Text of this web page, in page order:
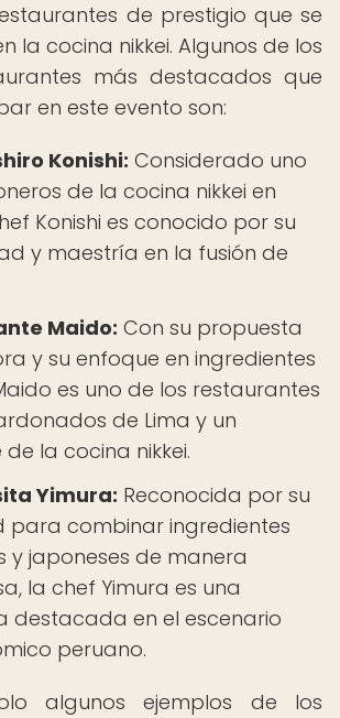
de prestigio que se
la cocina nikkei. Algunos de los
más destacados que
en este evento son:
Konishi: Considerado uno
de la cocina nikkei en
Konishi es conocido por su
y maestría en la fusión de
Maido: Con su propuesta
y su enfoque en ingredientes
es uno de los restaurantes
de Lima y un
la cocina nikkei.
Yimura: Reconocida por su
para combinar ingredientes
y japoneses de manera
la chef Yimura es una
destacada en el escenario
peruano.
algunos ejemplos de los